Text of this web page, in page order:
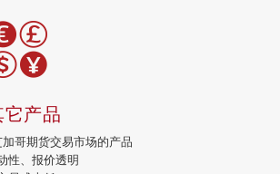
产品
哥期货交易市场的产品
性、报价透明